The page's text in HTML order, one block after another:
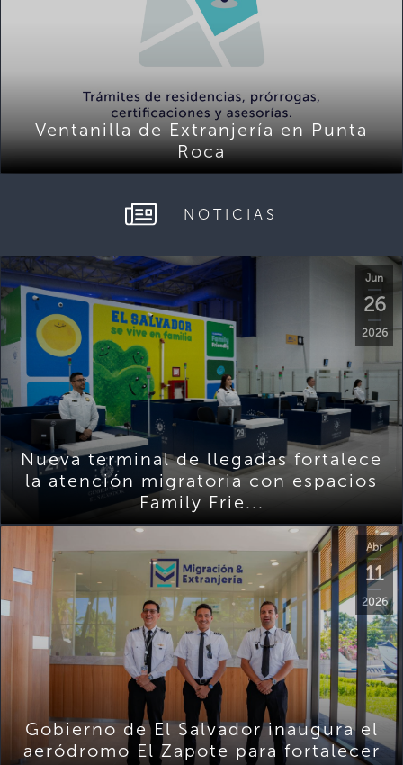
Ventanilla de Extranjería en Punta
Roca
NOTICIAS
Jun
26
2026
Nueva terminal de llegadas fortalece
la atención migratoria con espacios
Family Frie...
Abr
11
2026
Gobierno de El Salvador inaugura el
aeródromo El Zapote para fortalecer